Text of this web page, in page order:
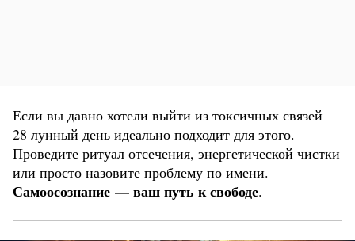
Если вы давно хотели выйти из токсичных связей —
28 лунный день идеально подходит для этого.
Проведите ритуал отсечения, энергетической чистки
или просто назовите проблему по имени.
Самоосознание — ваш путь к свободе.